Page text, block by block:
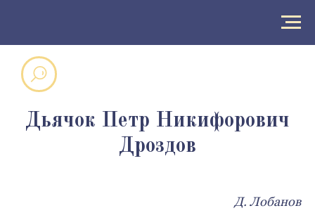
Дьячок Петр Никифорович
Дроздов
Д. Лобанов